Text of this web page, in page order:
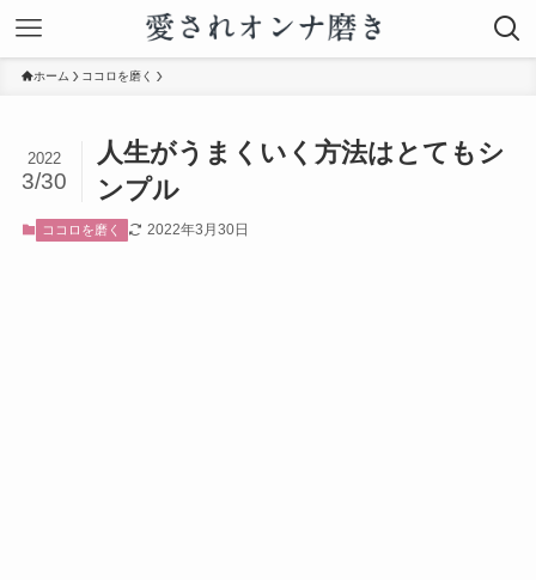
ホーム ココロを磨く
人生がうまくいく方法はとてもシ
ンプル
2022
3/30
ココロを磨く 2022年3月30日